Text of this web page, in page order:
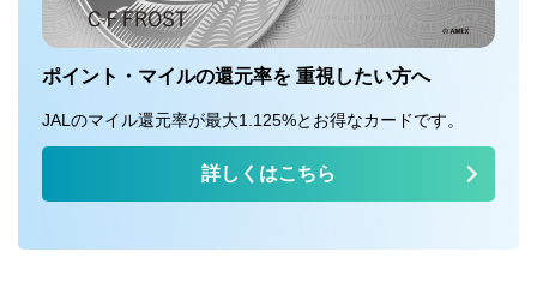
ポイント・マイルの還元率を 重視したい方へ
JALのマイル還元率が最大1.125%とお得なカードです。
詳しくはこちら